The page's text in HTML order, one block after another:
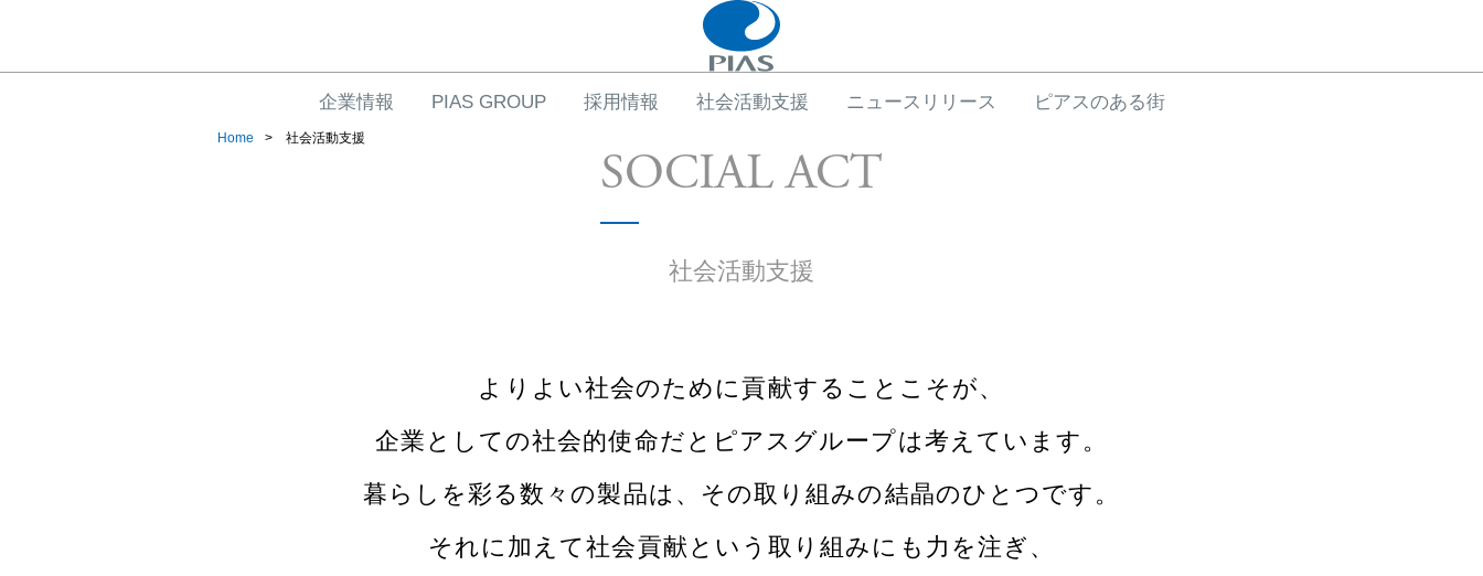
企業情報 PIAS GROUP 採用情報 社会活動支援 ニュースリリース ピアスのある街
Home 社会活動支援
SOCIAL ACT
よりよい社会のために貢献することこそが、
企業としての社会的使命だと ピアスグループは考えています。
暮らしを彩る数々の製品は、 その取り組みの結晶のひとつです。
それに加えて社会貢献という取り組みにも力を注ぎ、